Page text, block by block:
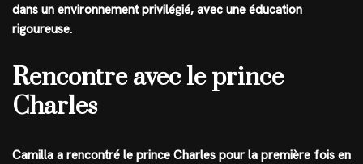
dans un environnement privilégié, avec une éducation
rigoureuse.
Rencontre avec le prince
Charles
Camilla a rencontré le prince Charles pour la première fois en